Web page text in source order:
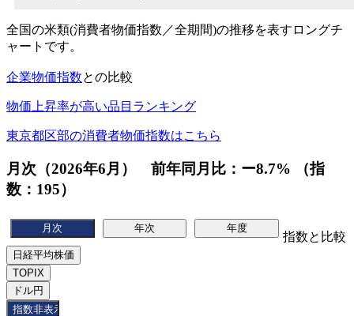
全国の米類(消費者物価指数／全期間)の推移を表すロングチ
ャートです。
企業物価指数との比較
物価上昇率が高い品目ランキング
東京都区部の消費者物価指数はこちら
月次（2026年6月） 前年同月比： ー8.7% （指
数：195）
指数と比較